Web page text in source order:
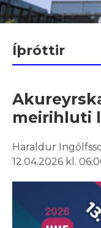
Íþróttir
meirihluti
Haraldur
12.04.2026 kl.